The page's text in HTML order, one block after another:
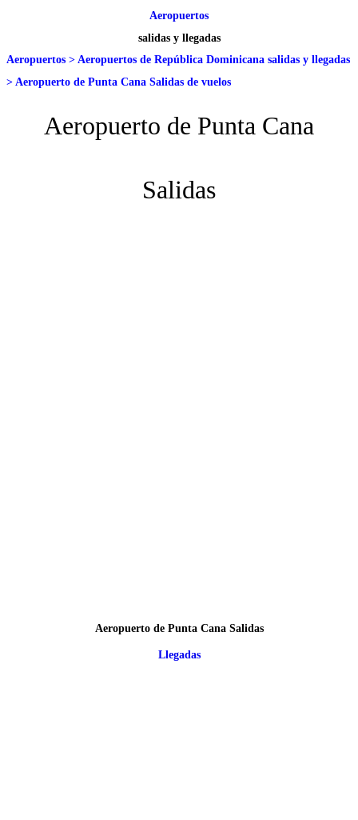
Aeropuertos
salidas y llegadas
Aeropuertos > Aeropuertos de República Dominicana salidas y llegadas
> Aeropuerto de Punta Cana Salidas de vuelos
Aeropuerto de Punta Cana
Salidas
Aeropuerto de Punta Cana Salidas
Llegadas